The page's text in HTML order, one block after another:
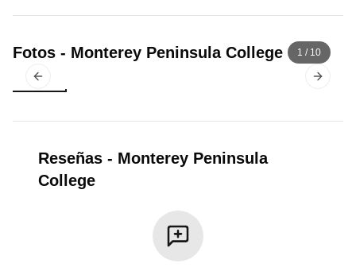
Fotos - Monterey Peninsula College
Previous slide Next
1 / 10
Reseñas - Monterey Peninsula
College